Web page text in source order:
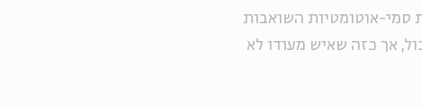
סמי-אוטומטיות השואבות
אך כזה שאיש מעודו לא